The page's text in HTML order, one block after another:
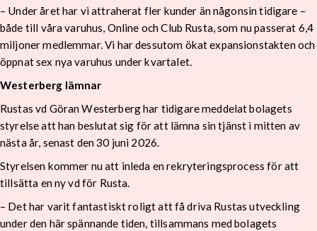
– Under året har vi attraherat fler kunder än någonsin tidigare –
både till våra varuhus, Online och Club Rusta, som nu passerat 6,4
miljoner medlemmar. Vi har dessutom ökat expansionstakten och
öppnat sex nya varuhus under kvartalet.
Westerberg lämnar
Rustas vd Göran Westerberg har tidigare meddelat bolagets
styrelse att han beslutat sig för att lämna sin tjänst i mitten av
nästa år, senast den 30 juni 2026.
Styrelsen kommer nu att inleda en rekryteringsprocess för att
tillsätta en ny vd för Rusta.
– Det har varit fantastiskt roligt att få driva Rustas utveckling
under den här spännande tiden, tillsammans med bolagets